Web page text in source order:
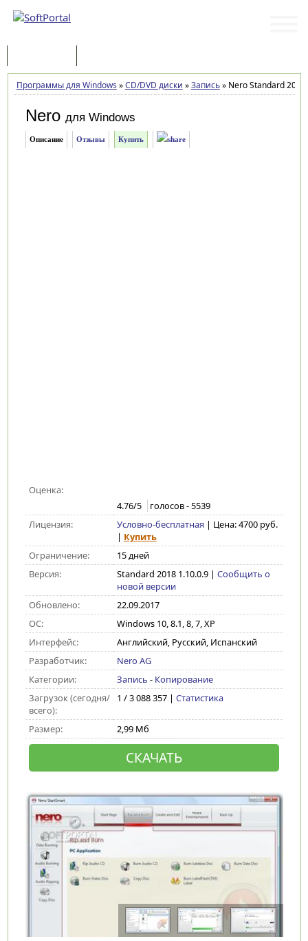
Программы для Windows »CD/DVD диски »Запись»Nero Standard 2018
Nero для Windows
Описание Отзывы Купить
Оценка:
4.76/5 голосов -5539
Лицензия:
Условно-бесплатная | Цена: 4700 руб.
| Купить
Ограничение:
15 дней
Версия:
Standard 2018 1.10.0.9| Сообщить о
новой версии
Обновлено:
22.09.2017
ОС:
Windows 10, 8.1, 8, 7, XP
Интерфейс:
Английский, Русский, Испанский
Разработчик:
Nero AG
Категории:
Запись - Копирование
Загрузок (сегодня/
всего):
1 / 3 088 357 | Статистика
Размер: 2,99 Мб
СКАЧАТЬ